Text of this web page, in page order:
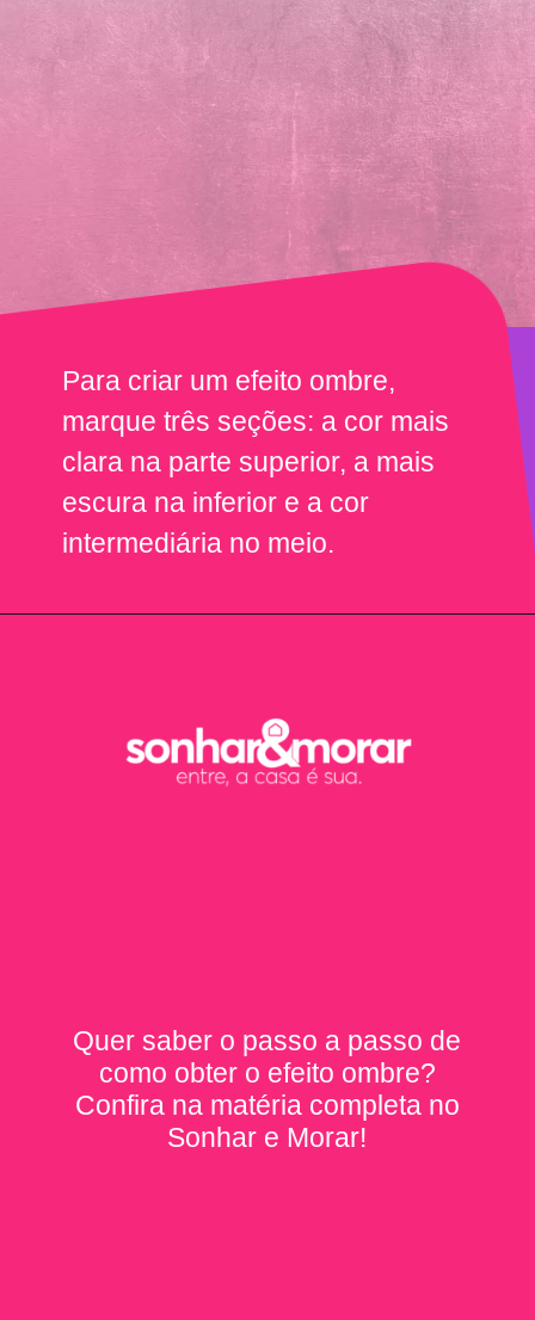
Para criar um efeito ombre,
marque três seções: a cor mais
clara na parte superior, a mais
escura na inferior e a cor
intermediária no meio.
Quer saber o passo a passo de
como obter o efeito ombre?
Confira na matéria completa no
Sonhar e Morar!